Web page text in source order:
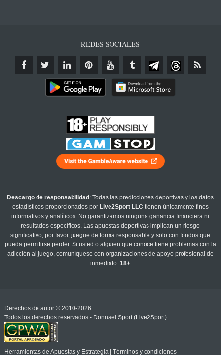
REDES SOCIALES
Descargo de responsabilidad : Todas las predicciones deportivas y los datos
estadísticos proporcionados por Live2Sport LLC tienen únicamente fines
informativos y analíticos. No garantizamos ninguna ganancia financiera ni
resultados específicos. Las apuestas deportivas implican un riesgo
significativo; por favor, juegue de forma responsable y solo con fondos que
pueda permitirse perder. Si usted o alguien que conoce tiene problemas con la
adicción al juego, comuníquese con organizaciones de apoyo profesional de
inmediato.18+
Derechos de autor © 2010-2026
Todos los derechos reservados - Donnael Sport (Live2Sport)
Herramientas de Apuestas y Estrategia| Términos y condiciones